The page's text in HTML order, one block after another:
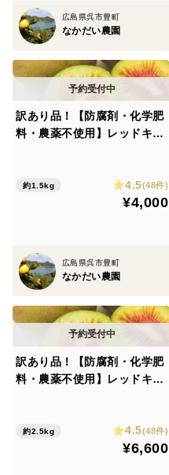
広島県呉市豊町
なかだい農園
訳あり品！【防腐剤・化学肥
料・農薬不使用】レッドキウ
希少品種
約1.5kg 4.5(48件)
¥4,000
広島県呉市豊町
なかだい農園
訳あり品！【防腐剤・化学肥
料・農薬不使用】レッドキウ
希少品種
約2.5kg 4.5(48件)
¥6,600